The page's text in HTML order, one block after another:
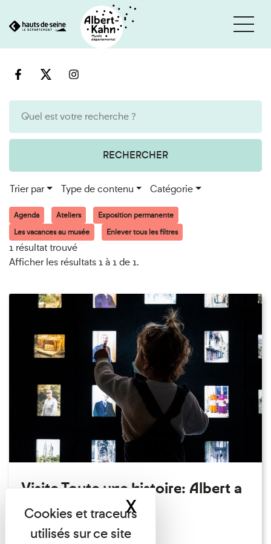
au
RECHERCHER
Trier par Type de contenu Catégorie
Agenda Ateliers
Exposition permanente
Les vacances au musée
Enlever tous les filtres
1 résultat trouvé
Afficher les résultats 1 à 1 de 1.
Visite Toute une histoire: Albert a
perdu son chapeau!
Exposition permanente
Cookies et traceurs utilisés sur ce site
XMasquer le